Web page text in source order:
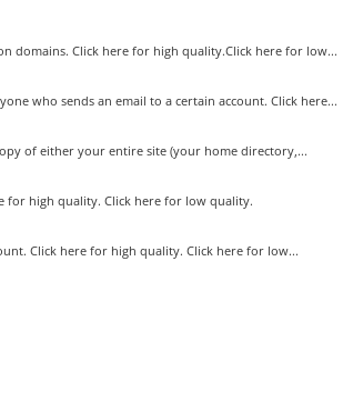
domains. Click here for high quality.Click here for low...
who sends an email to a certain account. Click here...
of either your entire site (your home directory,...
for high quality. Click here for low quality.
Click here for high quality. Click here for low...